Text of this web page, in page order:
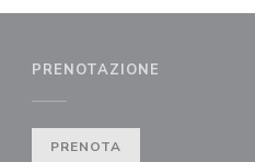
PRENOTAZIONE
PRENOTA